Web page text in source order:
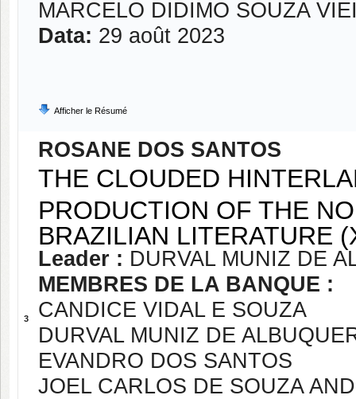
MARCELO DIDIMO SOUZA
Data: 29 août 2023
Afficher le Résumé
3
ROSANE DOS SANTOS
THE CLOUDED
PRODUCTION OF THE
BRAZILIAN LITERATURE
Leader : DURVAL MUNIZ DE
MEMBRES DE LA BANQUE :
CANDICE VIDAL E SOUZA
DURVAL MUNIZ DE
EVANDRO DOS SANTOS
JOEL CARLOS DE SOUZA